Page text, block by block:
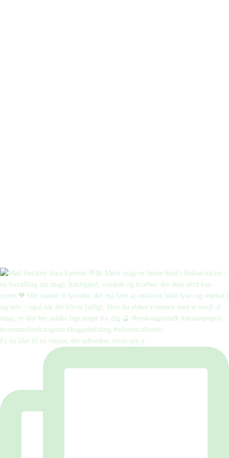
Er du klar til en roman, der udfordrer vores syn p